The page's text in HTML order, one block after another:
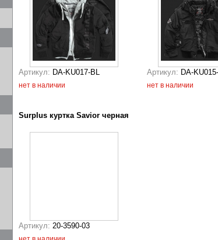
Артикул: DA-KU017-BL
нет в наличии
Артикул: DA-
нет в наличии
Surplus куртка Savior черная
Артикул: 20-3590-03